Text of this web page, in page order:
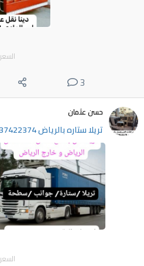
السعر
3
حسن عثمان
تريلا ستاره بالرياض 0537422374 سطحه
السعر